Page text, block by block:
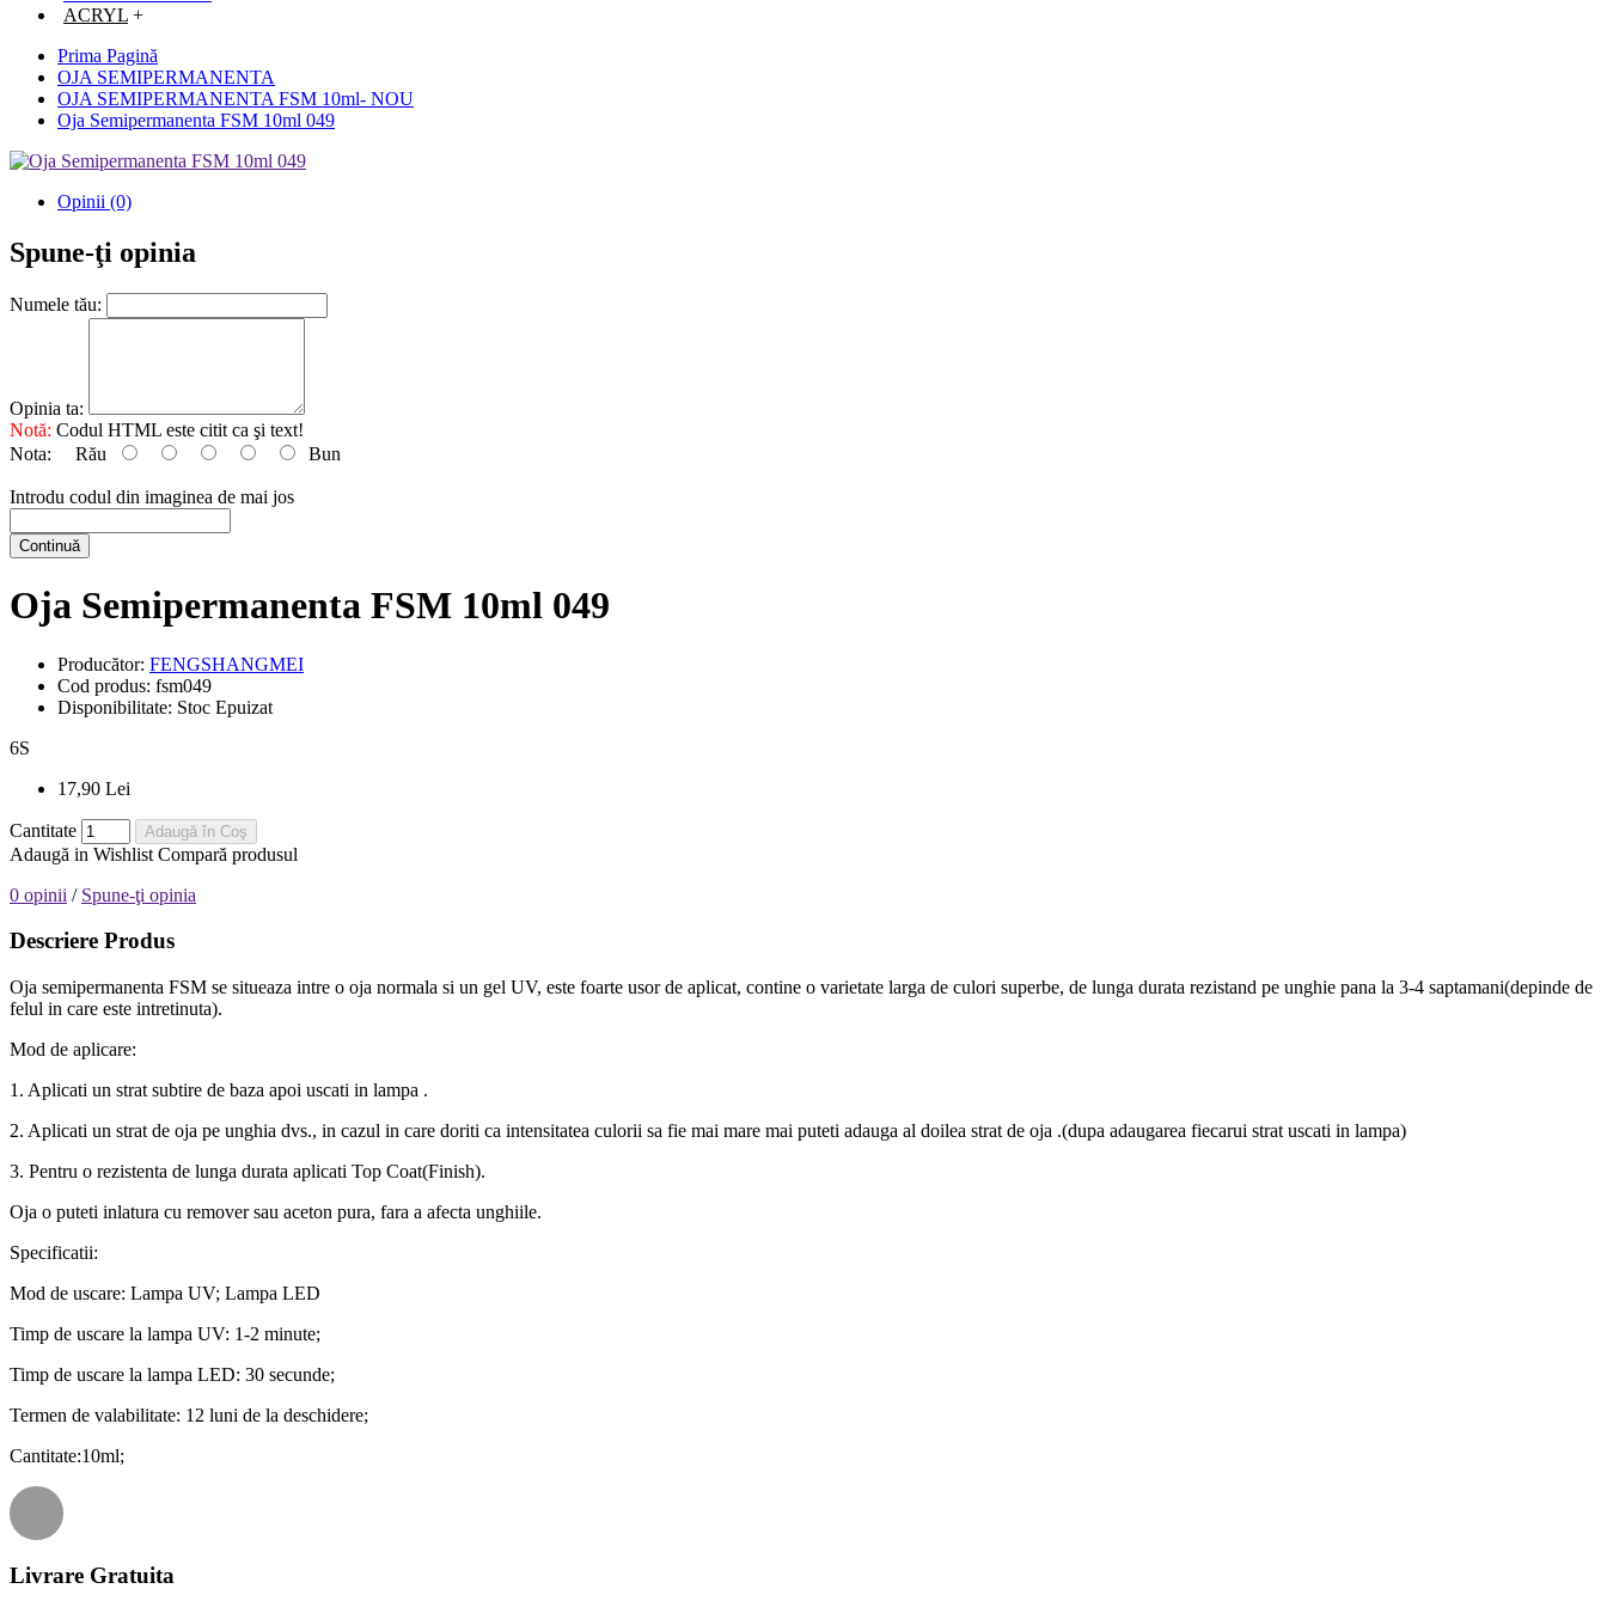
ACRYL +
Prima Pagină
OJA SEMIPERMANENTA
OJA SEMIPERMANENTA FSM 10ml- NOU
Oja Semipermanenta FSM 10ml 049
Opinii (0)
Spune-ţi opinia
Numele tău:
Opinia ta:
Notă: Codul HTML este citit ca şi text!
Nota: Rău Bun
Introdu codul din imaginea de mai jos
Continuă
Oja Semipermanenta FSM 10ml 049
Producător: FENGSHANGMEI
Cod produs: fsm049
Disponibilitate: Stoc Epuizat
6S
17,90 Lei
Cantitate Adaugă în Coş
Adaugă in Wishlist Compară produsul
0 opinii / Spune-ţi opinia
Descriere Produs
Oja semipermanenta FSM se situeaza intre o oja normala si un gel UV, este foarte usor de aplicat, contine o varietate larga de culori superbe, de lunga durata rezistand pe unghie pana la 3-4 saptamani(depinde de
felul in care este intretinuta).
Mod de aplicare:
1. Aplicati un strat subtire de baza apoi uscati in lampa .
2. Aplicati un strat de oja pe unghia dvs., in cazul in care doriti ca intensitatea culorii sa fie mai mare mai puteti adauga al doilea strat de oja .(dupa adaugarea fiecarui strat uscati in lampa)
3. Pentru o rezistenta de lunga durata aplicati Top Coat(Finish).
Oja o puteti inlatura cu remover sau aceton pura, fara a afecta unghiile.
Specificatii:
Mod de uscare: Lampa UV; Lampa LED
Timp de uscare la lampa UV: 1-2 minute;
Timp de uscare la lampa LED: 30 secunde;
Termen de valabilitate: 12 luni de la deschidere;
Cantitate:10ml;
Livrare Gratuita